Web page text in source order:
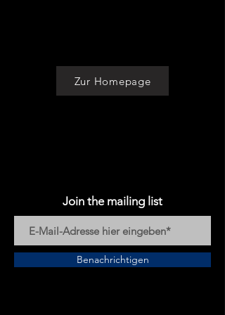
Zur Homepage
Join the mailing list
Benachrichtigen